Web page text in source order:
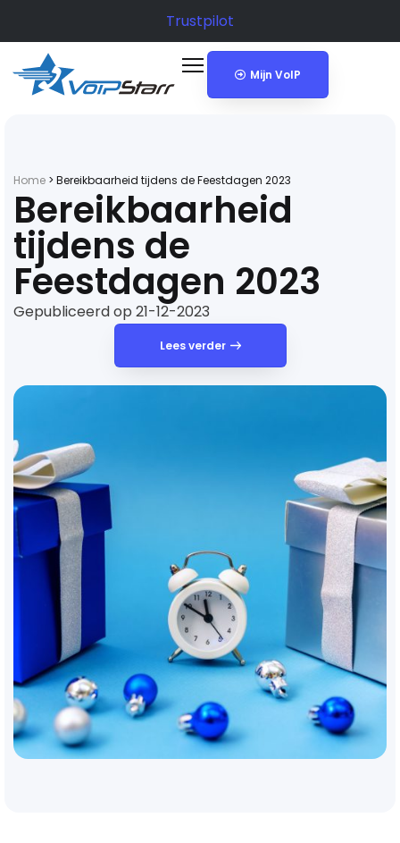
Trustpilot
Mijn VoIP
Home > Bereikbaarheid tijdens de Feestdagen 2023
Bereikbaarheid
tijdens de
Feestdagen 2023
Gepubliceerd op 21-12-2023
Lees verder